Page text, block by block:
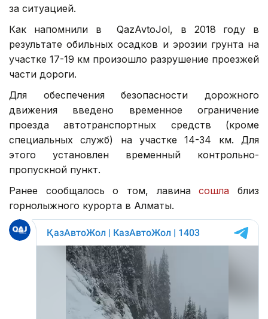
за ситуацией.
Как напомнили в QazAvtoJol, в 2018 году в
результате обильных осадков и эрозии грунта на
участке 17-19 км произошло разрушение проезжей
части дороги.
Для обеспечения безопасности дорожного
движения введено временное ограничение
проезда автотранспортных средств (кроме
специальных служб) на участке 14-34 км. Для
этого установлен временный контрольно-
пропускной пункт.
Ранее сообщалось о том, лавинасошла близ
горнолыжного курорта в Алматы.